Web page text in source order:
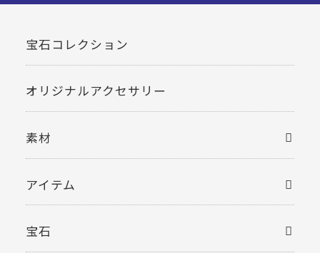
宝石コレクション
オリジナルアクセサリー
素材
アイテム
宝石